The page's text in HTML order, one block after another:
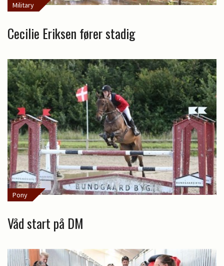
Military
Cecilie Eriksen fører stadig
Pony
Våd start på DM